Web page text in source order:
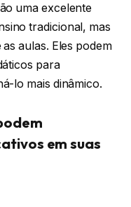
uma excelente
tradicional, mas
aulas. Eles podem
para
lo mais dinâmico.
em suas